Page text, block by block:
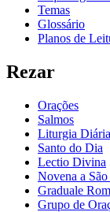
Temas
Glossário
Planos de
Rezar
Orações
Salmos
Liturgia Diária
Santo do Dia
Lectio Divina
Novena a
Graduale
Grupo de